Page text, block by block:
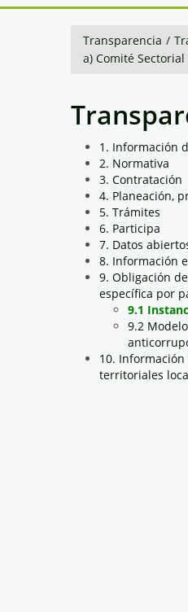
Transparencia /
a) Comité
1. Información
2. Normativa
3. Contratación
4. Planeación,
5. Trámites
6. Participa
7. Datos
8. Información
9. Obligación
específica por
9.1
9.2
10.
territoriales